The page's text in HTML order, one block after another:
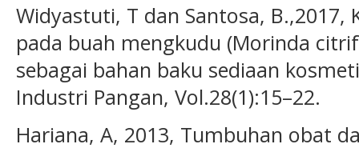
Widyastuti, T dan Santosa,
pada buah mengkudu (Morinda
sebagai bahan baku sediaan
Industri Pangan, Vol.28(1):15–22.
Hariana, A, 2013, Tumbuhan obat